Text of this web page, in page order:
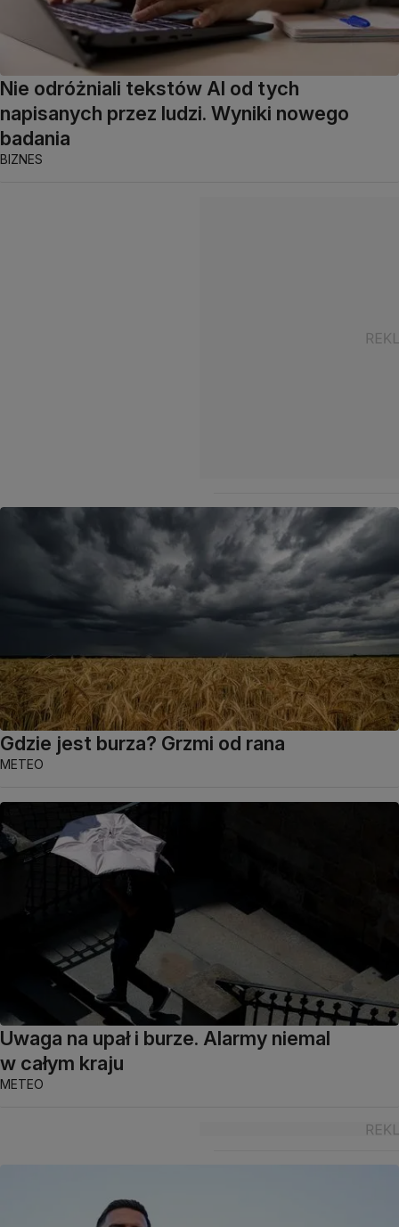
Nie odróżniali tekstów AI od tych
napisanych przez ludzi. Wyniki nowego
badania
BIZNES
Gdzie jest burza? Grzmi od rana
METEO
Uwaga na upał i burze. Alarmy niemal
w całym kraju
METEO